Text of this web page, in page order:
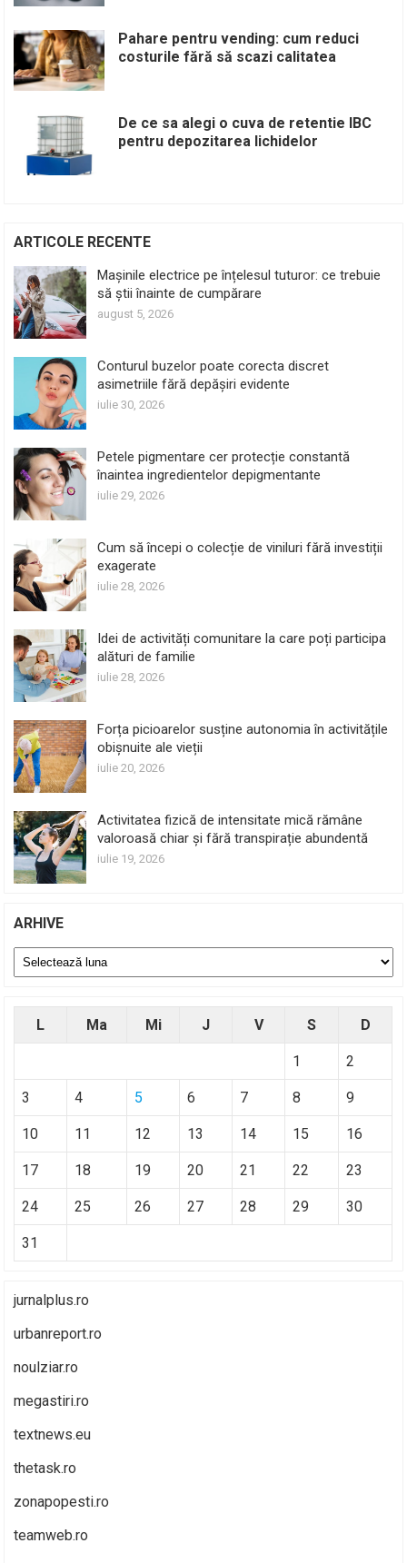
Pahare pentru vending: cum reduci
costurile fără să scazi calitatea
De ce sa alegi o cuva de retentie IBC
pentru depozitarea lichidelor
ARTICOLE RECENTE
Mașinile electrice pe înțelesul tuturor: ce trebuie
să știi înainte de cumpărare
august 5, 2026
Conturul buzelor poate corecta discret
asimetriile fără depășiri evidente
iulie 30, 2026
Petele pigmentare cer protecție constantă
înaintea ingredientelor depigmentante
iulie 29, 2026
Cum să începi o colecție de viniluri fără investiții
exagerate
iulie 28, 2026
Idei de activități comunitare la care poți participa
alături de familie
iulie 28, 2026
Forța picioarelor susține autonomia în activitățile
obișnuite ale vieții
iulie 20, 2026
Activitatea fizică de intensitate mică rămâne
valoroasă chiar și fără transpirație abundentă
iulie 19, 2026
ARHIVE
Arhive
L Ma Mi J V S D
1 2
3 4 5 6 7 8 9
10 11 12 13 14 15 16
17 18 19 20 21 22 23
24 25 26 27 28 29 30
31
jurnalplus.ro
urbanreport.ro
noulziar.ro
megastiri.ro
textnews.eu
thetask.ro
zonapopesti.ro
teamweb.ro